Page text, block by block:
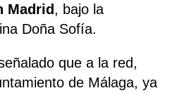
Madrid, bajo la
Doña Sofía.
que a la red,
de Málaga, ya